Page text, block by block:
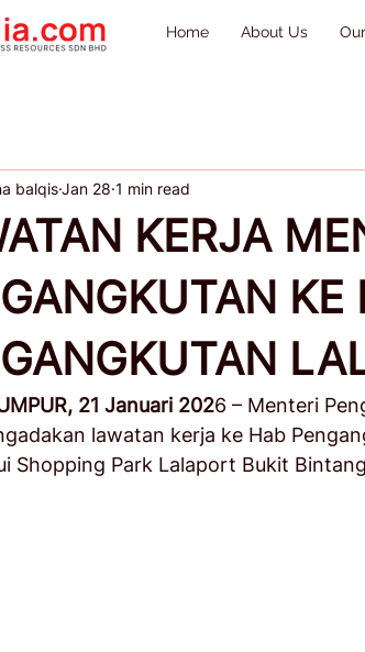
Home About Us
KERJA
KE
balqisJan 28 1 min read
21 Januari 2026 – Menteri
lawatan kerja ke Hab
Shopping Park Lalaport Bukit